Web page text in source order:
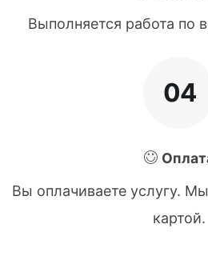
Выполняется работа по
04
Вы оплачиваете услугу.
картой.